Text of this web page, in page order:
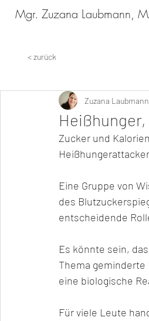
Mgr. Zuzana Laubmann,
Zuzana Laubmann
Zucker und
Eine Gruppe von
des
entscheidende
Es könnte sein,
Thema
eine biologische
Für viele Leute
< zurück